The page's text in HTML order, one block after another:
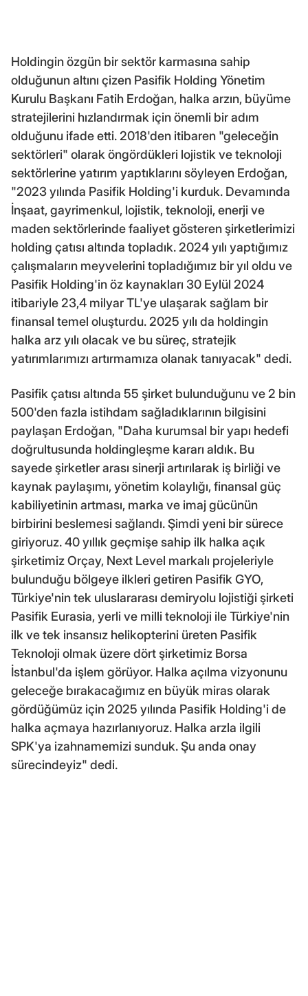
Holdingin özgün bir sektör karmasına sahip
olduğunun altını çizen Pasifik Holding Yönetim
Kurulu Başkanı Fatih Erdoğan, halka arzın, büyüme
stratejilerini hızlandırmak için önemli bir adım
olduğunu ifade etti. 2018'den itibaren "geleceğin
sektörleri" olarak öngördükleri lojistik ve teknoloji
sektörlerine yatırım yaptıklarını söyleyen Erdoğan,
"2023 yılında Pasifik Holding'i kurduk. Devamında
İnşaat, gayrimenkul, lojistik, teknoloji, enerji ve
maden sektörlerinde faaliyet gösteren şirketlerimizi
holding çatısı altında topladık. 2024 yılı yaptığımız
çalışmaların meyvelerini topladığımız bir yıl oldu ve
Pasifik Holding'in öz kaynakları 30 Eylül 2024
itibariyle 23,4 milyar TL'ye ulaşarak sağlam bir
finansal temel oluşturdu. 2025 yılı da holdingin
halka arz yılı olacak ve bu süreç, stratejik
yatırımlarımızı artırmamıza olanak tanıyacak" dedi.
Pasifik çatısı altında 55 şirket bulunduğunu ve 2 bin
500'den fazla istihdam sağladıklarının bilgisini
paylaşan Erdoğan, "Daha kurumsal bir yapı hedefi
doğrultusunda holdingleşme kararı aldık. Bu
sayede şirketler arası sinerji artırılarak iş birliği ve
kaynak paylaşımı, yönetim kolaylığı, finansal güç
kabiliyetinin artması, marka ve imaj gücünün
birbirini beslemesi sağlandı. Şimdi yeni bir sürece
giriyoruz. 40 yıllık geçmişe sahip ilk halka açık
şirketimiz Orçay, Next Level markalı projeleriyle
bulunduğu bölgeye ilkleri getiren Pasifik GYO,
Türkiye'nin tek uluslararası demiryolu lojistiği şirketi
Pasifik Eurasia, yerli ve milli teknoloji ile Türkiye'nin
ilk ve tek insansız helikopterini üreten Pasifik
Teknoloji olmak üzere dört şirketimiz Borsa
İstanbul'da işlem görüyor. Halka açılma vizyonunu
geleceğe bırakacağımız en büyük miras olarak
gördüğümüz için 2025 yılında Pasifik Holding'i de
halka açmaya hazırlanıyoruz. Halka arzla ilgili
SPK'ya izahnamemizi sunduk. Şu anda onay
sürecindeyiz" dedi.